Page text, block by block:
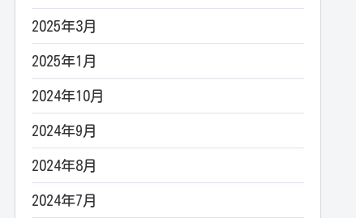
2025年3月
2025年1月
2024年10月
2024年9月
2024年8月
2024年7月